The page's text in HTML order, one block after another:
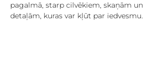
pagalmā, starp cilvēkiem, skaņām un
detaļām, kuras var kļūt par iedvesmu.